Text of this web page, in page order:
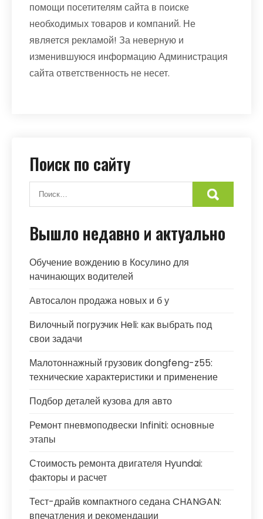
помощи посетителям сайта в поиске
необходимых товаров и компаний. Не
является рекламой! За неверную и
изменившуюся информацию Администрация
сайта ответственность не несет.
Поиск по сайту
Вышло недавно и актуально
Обучение вождению в Косулино для
начинающих водителей
Автосалон продажа новых и б у
Вилочный погрузчик Heli: как выбрать под
свои задачи
Малотоннажный грузовик dongfeng-z55:
технические характеристики и применение
Подбор деталей кузова для авто
Ремонт пневмоподвески Infiniti: основные
этапы
Стоимость ремонта двигателя Hyundai:
факторы и расчет
Тест-драйв компактного седана CHANGAN:
впечатления и рекомендации